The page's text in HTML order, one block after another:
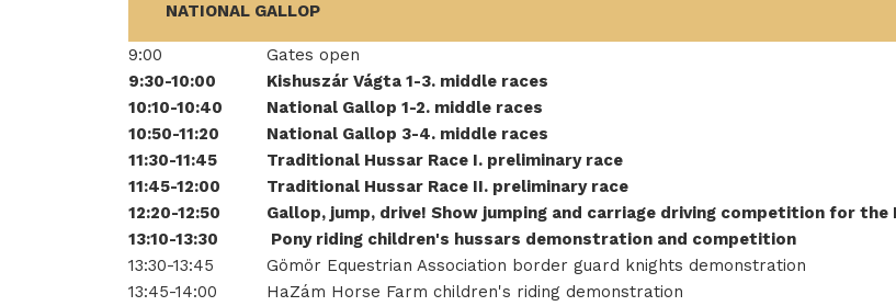
NATIONAL GALLOP
9:00
Gates open
9:30-10:00
Kishuszár Vágta 1-3. middle races
10:10-10:40
National Gallop 1-2. middle races
10:50-11:20
National Gallop 3-4. middle races
11:30-11:45
Traditional Hussar Race I. preliminary race
11:45-12:00
Traditional Hussar Race II. preliminary race
12:20-12:50
Gallop, jump, drive! Show jumping and carriage driving competition for the
13:10-13:30
Pony riding children's hussars demonstration and competition
13:30-13:45
Gömör Equestrian Association border guard knights demonstration
13:45-14:00
HaZám Horse Farm children's riding demonstration